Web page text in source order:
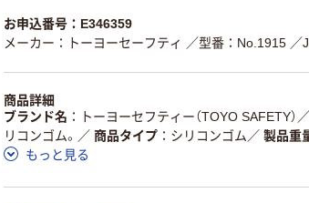
お申込番号：E346359
メーカー：トーヨーセーフティ
／型番：No.1915 ／
商品詳細
ブランド名
トーヨーセフティー（TOYO SAFETY） ／
リコンゴム。 ／ 商品タイプ シリコンゴム ／ 製品重
もっと見る